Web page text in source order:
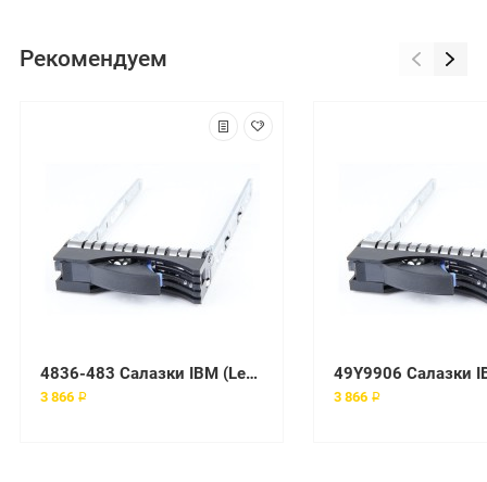
Рекомендуем
4836-483 Салазки IBM (Lenovo)
3 866 ₽ 3 866 ₽